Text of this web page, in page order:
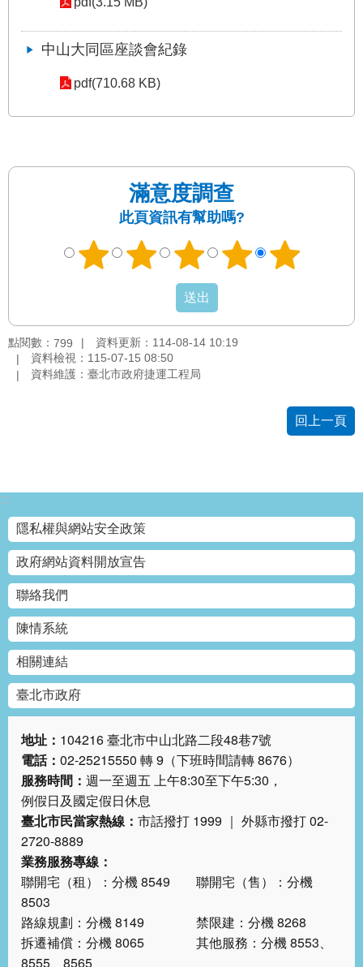
北
通
全
政
策
料
放
宣
告
聯
絡
我
們
陳
情
統
相
關
連
結
臺
北
市
政
府
中山大同區座談會紀錄
pdf(710.68 KB)
滿意度調查
此頁資訊有幫助嗎?
點閱數： 799
資料更新：114-08-14 10:19
資料檢視：115-07-15 08:50
資料維護：臺北市政府捷運工程局
回上一頁
:::
隱私權與網站安全政策
政府網站資料開放宣告
聯絡我們
陳情系統
相關連結
臺北市政府
地址： 104216 臺北市中山北路二段48巷7號
電話： 02-25215550 轉 9（下班時間請轉 8676）
服務時間： 週一至週五 上午8:30至下午5:30，
例假日及國定假日休息
臺北市民當家熱線： 市話撥打 1999 ｜ 外縣市撥打 02-
2720-8889
業務服務專線：
聯開宅（租）：分機 8549 聯開宅（售）：分機
8503
路線規劃：分機 8149 禁限建：分機 8268
拆遷補償：分機 8065 其他服務：分機 8553、
8555、8565